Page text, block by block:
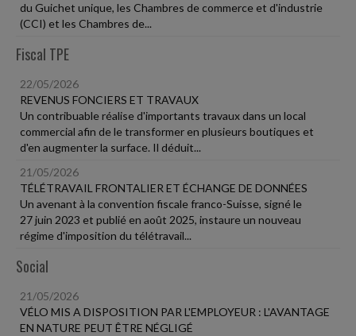
du Guichet unique, les Chambres de commerce et d'industrie
(CCI) et les Chambres de...
Fiscal TPE
22/05/2026
REVENUS FONCIERS ET TRAVAUX
Un contribuable réalise d'importants travaux dans un local
commercial afin de le transformer en plusieurs boutiques et
d'en augmenter la surface. Il déduit...
21/05/2026
TÉLÉTRAVAIL FRONTALIER ET ÉCHANGE DE DONNÉES
Un avenant à la convention fiscale franco-Suisse, signé le
27 juin 2023 et publié en août 2025, instaure un nouveau
régime d'imposition du télétravail...
Social
21/05/2026
VÉLO MIS A DISPOSITION PAR L'EMPLOYEUR : L'AVANTAGE
EN NATURE PEUT ÊTRE NÉGLIGÉ